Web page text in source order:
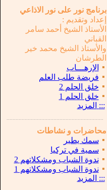
برنامج نور على نور الاذاعي
إعداد وتقديم :
الأستاذ الشيخ أحمد سامر
القباني
والأستاذ الشيخ محمد خير
الطرشان
▪
الإرهـــاب
▪ فريضة طلب العلم
▪ خلق الحلم 2
▪ خلق الحلم 1
::: المزيد
محاضرات و نشاطات
▪ سمك يطير
▪ سمية في تركيا
▪ ندوة الشباب ومشكلاتهم 2
▪ ندوة الشباب ومشكلاتهم 1
::: المزيد